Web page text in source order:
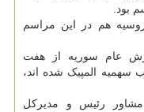
بود.
روسیه هم در این مراسم
عام سوریه از هفت
المپیک شده اند،
رئیس و مدیرکل